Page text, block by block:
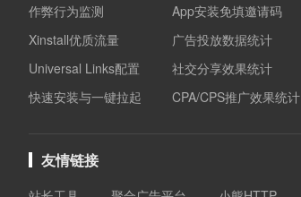
作弊行为监测
Xinstall优质流量
Universal Links配置
快速安装与一键拉起
App安装免填邀请码
广告投放数据统计
社交分享效果统计
CPA/CPS推广效果统计
友情链接